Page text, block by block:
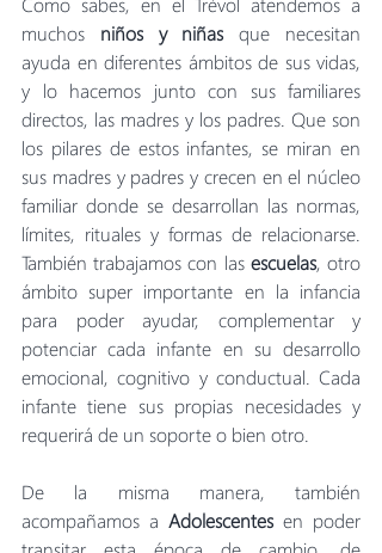
muchos niños y niñas que necesitan
ayuda en diferentes ámbitos de sus vidas,
y lo hacemos junto con sus familiares
directos, las madres y los padres. Que son
los pilares de estos infantes, se miran en
sus madres y padres y crecen en el núcleo
familiar donde se desarrollan las normas,
límites, rituales y formas de relacionarse.
También trabajamos con las escuelas, otro
ámbito super importante en la infancia
para poder ayudar, complementar y
potenciar cada infante en su desarrollo
emocional, cognitivo y conductual. Cada
infante tiene sus propias necesidades y
requerirá de un soporte o bien otro.
De la misma manera, también
acompañamos a Adolescentes en poder